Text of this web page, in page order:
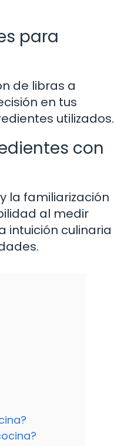
para
de libras a
en tus
utilizados.
con
la familiarización
al medir
intuición culinaria